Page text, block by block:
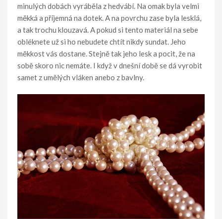
minulých dobách vyráběla z hedvábí. Na omak byla velmi
měkká a příjemná na dotek. A na povrchu zase byla lesklá,
a tak trochu klouzavá. A pokud si tento materiál na sebe
obléknete už si ho nebudete chtít nikdy sundat. Jeho
měkkost vás dostane. Stejně tak jeho lesk a pocit, že na
sobě skoro nic nemáte. I když v dnešní době se dá vyrobit
samet z umělých vláken anebo z bavlny.